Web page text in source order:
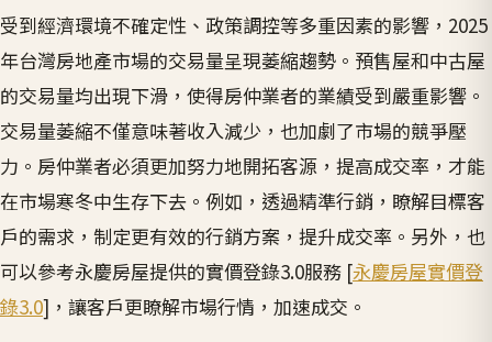
受到經濟環境不確定性、政策調控等多重因素的影響，2025
年台灣房地產市場的交易量呈現萎縮趨勢。預售屋和中古屋
的交易量均出現下滑，使得房仲業者的業績受到嚴重影響。
交易量萎縮不僅意味著收入減少，也加劇了市場的競爭壓
力。房仲業者必須更加努力地開拓客源，提高成交率，才能
在市場寒冬中生存下去。例如，透過精準行銷，瞭解目標客
戶的需求，制定更有效的行銷方案，提升成交率。另外，也
可以參考永慶房屋提供的實價登錄3.0服務 [永慶房屋實價登
錄3.0]，讓客戶更瞭解市場行情，加速成交。